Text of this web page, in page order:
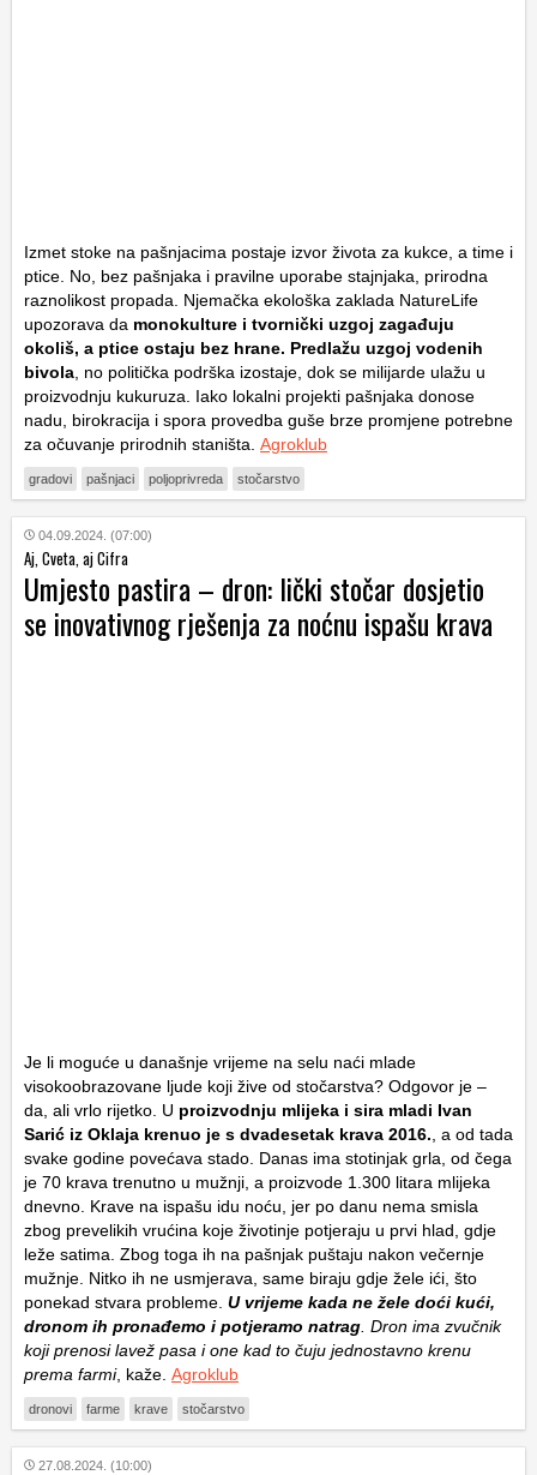
Izmet stoke na pašnjacima postaje izvor života za kukce, a time i
ptice. No, bez pašnjaka i pravilne uporabe stajnjaka, prirodna
raznolikost propada. Njemačka ekološka zaklada NatureLife
upozorava da monokulture i tvornički uzgoj zagađuju
okoliš, a ptice ostaju bez hrane. Predlažu uzgoj vodenih
bivola, no politička podrška izostaje, dok se milijarde ulažu u
proizvodnju kukuruza. Iako lokalni projekti pašnjaka donose
nadu, birokracija i spora provedba guše brze promjene potrebne
za očuvanje prirodnih staništa. Agroklub
gradovi pašnjaci poljoprivreda stočarstvo
04.09.2024. (07:00)
Aj, Cveta, aj Cifra
Umjesto pastira – dron: lički stočar dosjetio
se inovativnog rješenja za noćnu ispašu krava
Je li moguće u današnje vrijeme na selu naći mlade
visokoobrazovane ljude koji žive od stočarstva? Odgovor je –
da, ali vrlo rijetko. U proizvodnju mlijeka i sira mladi Ivan
Sarić iz Oklaja krenuo je s dvadesetak krava 2016., a od tada
svake godine povećava stado. Danas ima stotinjak grla, od čega
je 70 krava trenutno u mužnji, a proizvode 1.300 litara mlijeka
dnevno. Krave na ispašu idu noću, jer po danu nema smisla
zbog prevelikih vrućina koje životinje potjeraju u prvi hlad, gdje
leže satima. Zbog toga ih na pašnjak puštaju nakon večernje
mužnje. Nitko ih ne usmjerava, same biraju gdje žele ići, što
ponekad stvara probleme. U vrijeme kada ne žele doći kući,
dronom ih pronađemo i potjeramo natrag. Dron ima zvučnik
koji prenosi lavež pasa i one kad to čuju jednostavno krenu
prema farmi, kaže. Agroklub
dronovi farme krave stočarstvo
27.08.2024. (10:00)